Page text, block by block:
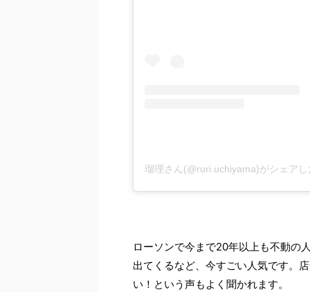
瑠理さん(@ruri.uchiyama)がシェアし
ローソンで今まで20年以上も不動の
出てくるなど、今すごい人気です。
い！という声もよく聞かれます。